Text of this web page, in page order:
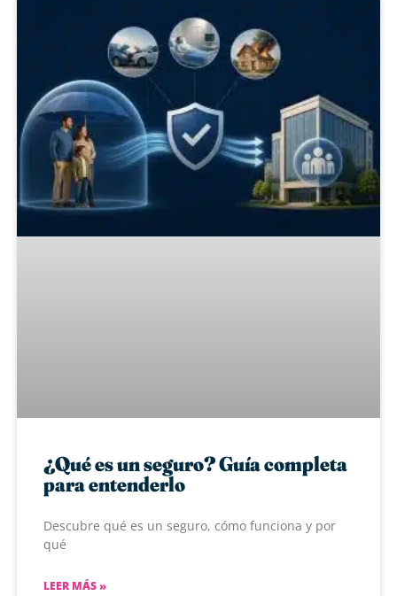
¿Qué es un seguro? Guía completa
para entenderlo
Descubre qué es un seguro, cómo funciona y por
qué
LEER MÁS »